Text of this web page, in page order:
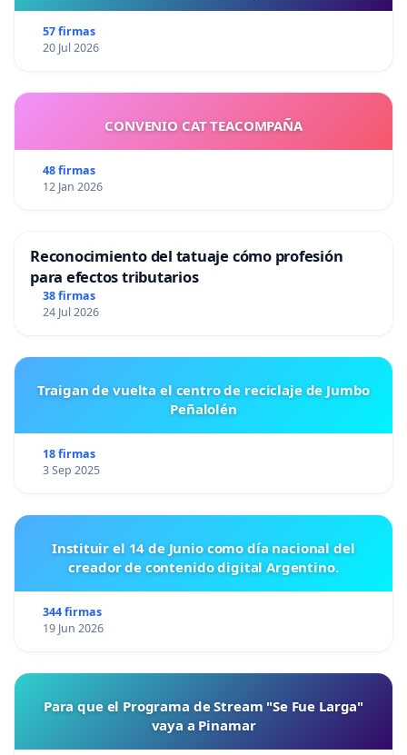
57 firmas
20 Jul 2026
CONVENIO CAT TEACOMPAÑA
48 firmas
12 Jan 2026
Reconocimiento del tatuaje cómo profesión
para efectos tributarios
38 firmas
24 Jul 2026
Traigan de vuelta el centro de reciclaje de Jumbo
Peñalolén
18 firmas
3 Sep 2025
Instituir el 14 de Junio como día nacional del
creador de contenido digital Argentino.
344 firmas
19 Jun 2026
Para que el Programa de Stream "Se Fue Larga"
vaya a Pinamar